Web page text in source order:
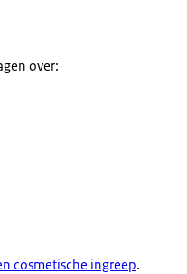
over:
cosmetische ingreep.